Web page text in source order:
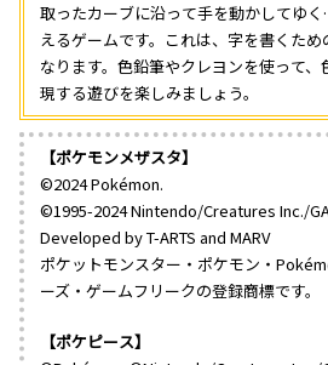
取ったカーブに沿って手を動かしてゆ
えるゲームです。これは、字を書くた
なります。色鉛筆やクレヨンを使って
現する遊びを楽しみましょう。
【ポケモンメザスタ】
©2024 Pokémon.
©1995-2024 Nintendo/Creatures Inc./
Developed by T-ARTS and MARV
ポケットモンスター・ポケモン・
ーズ・ゲームフリークの登録商標です。
【ポケピース】